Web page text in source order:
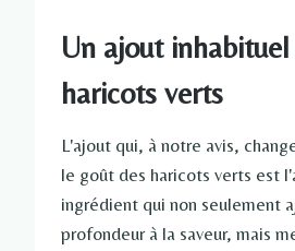
Un ajout
haricots verts
L'ajout qui, à notre avis,
le goût des haricots verts est
ingrédient qui non seulement
profondeur à la saveur, mais